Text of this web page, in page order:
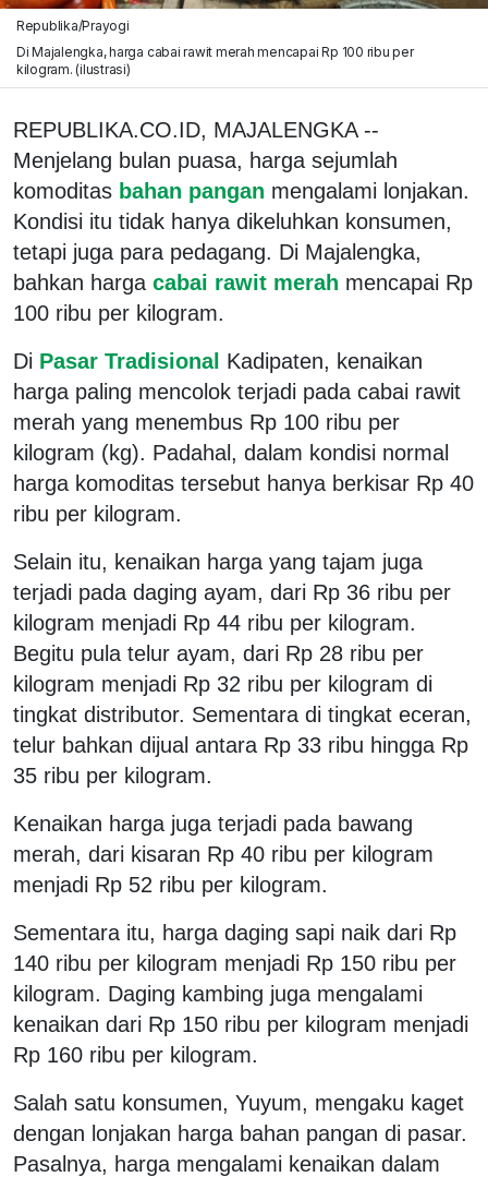
Republika/Prayogi
Di Majalengka, harga cabai rawit merah mencapai Rp 100 ribu per
kilogram. (ilustrasi)
REPUBLIKA.CO.ID, MAJALENGKA --
Menjelang bulan puasa, harga sejumlah
komoditas bahan pangan mengalami lonjakan.
Kondisi itu tidak hanya dikeluhkan konsumen,
tetapi juga para pedagang. Di Majalengka,
bahkan harga cabai rawit merah mencapai Rp
100 ribu per kilogram.
Di Pasar Tradisional Kadipaten, kenaikan
harga paling mencolok terjadi pada cabai rawit
merah yang menembus Rp 100 ribu per
kilogram (kg). Padahal, dalam kondisi normal
harga komoditas tersebut hanya berkisar Rp 40
ribu per kilogram.
Selain itu, kenaikan harga yang tajam juga
terjadi pada daging ayam, dari Rp 36 ribu per
kilogram menjadi Rp 44 ribu per kilogram.
Begitu pula telur ayam, dari Rp 28 ribu per
kilogram menjadi Rp 32 ribu per kilogram di
tingkat distributor. Sementara di tingkat eceran,
telur bahkan dijual antara Rp 33 ribu hingga Rp
35 ribu per kilogram.
Kenaikan harga juga terjadi pada bawang
merah, dari kisaran Rp 40 ribu per kilogram
menjadi Rp 52 ribu per kilogram.
Sementara itu, harga daging sapi naik dari Rp
140 ribu per kilogram menjadi Rp 150 ribu per
kilogram. Daging kambing juga mengalami
kenaikan dari Rp 150 ribu per kilogram menjadi
Rp 160 ribu per kilogram.
Salah satu konsumen, Yuyum, mengaku kaget
dengan lonjakan harga bahan pangan di pasar.
Pasalnya, harga mengalami kenaikan dalam